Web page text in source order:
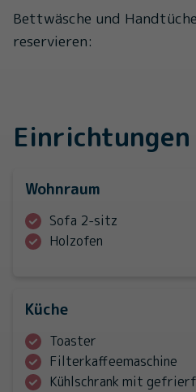
Bettwäsche und
reservieren:
Einrichtungen
Wohnraum
Sofa 2-sitz
Holzofen
Küche
Toaster
Filterkaffeemaschine
Kühlschrank mit